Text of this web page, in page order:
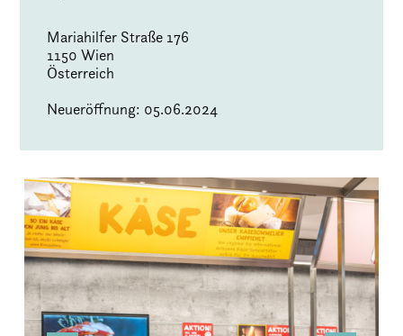
Mariahilfer Straße 176
1150 Wien
Österreich
Neueröffnung: 05.06.2024